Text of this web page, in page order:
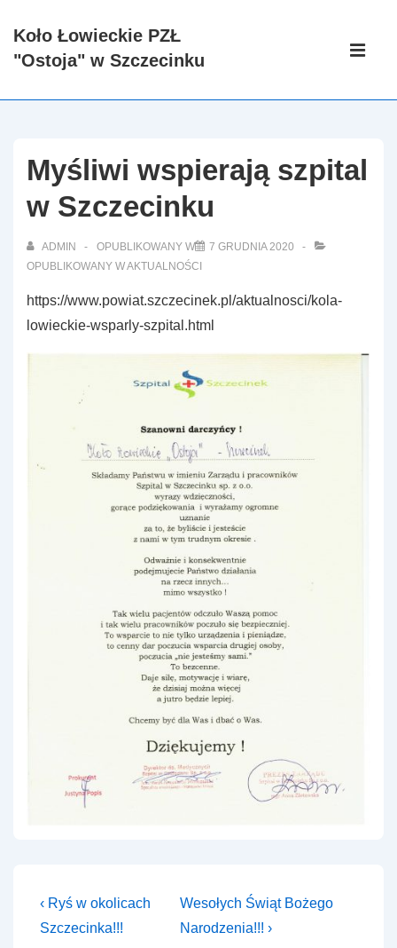
SkipKoło Łowieckie PZŁ
"Ostoja" w Szczecinku
Główna
Myśliwi wspierają szpital
w Szczecinku
ADMIN OPUBLIKOWANY W
7 GRUDNIA 2020
OPUBLIKOWANY WAKTUALNOŚCI
https://www.powiat.szczecinek.pl/aktualnosci/kola-
lowieckie-wsparly-szpital.html
Nawigacja
wpisu
Previous
Post
‹ Ryś w okolicach
Szczecinka!!!
Next
Post
Wesołych Świąt Bożego
Narodzenia!!! ›